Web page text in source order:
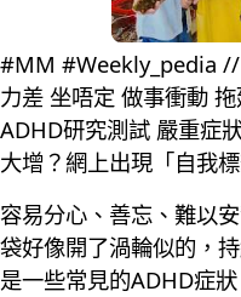
#MM #Weekly_pedia //
力差 坐唔定 做事衝動
ADHD研究測試 嚴重症
大增？網上出現「自我
容易分心、善忘、難以
袋好像開了渦輪似的，
是一些常見的ADHD症